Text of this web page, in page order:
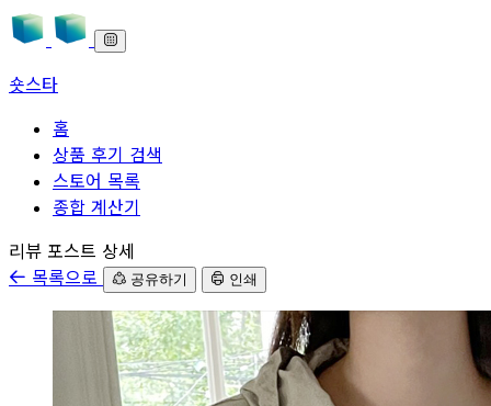
숏스타
홈
상품 후기 검색
스토어 목록
종합 계산기
본문으로 바로가기
리뷰 포스트 상세
목록으로
공유하기 인쇄